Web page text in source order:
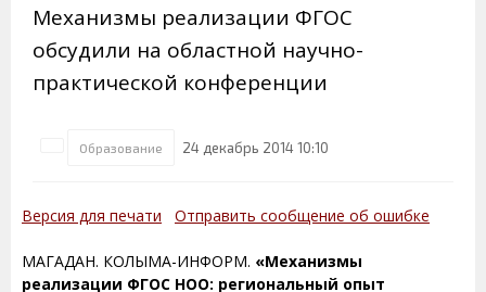
Механизмы реализации ФГОС
обсудили на областной научно-
практической конференции
Образование 24 декабрь 2014 10:10
Версия для печати Отправить сообщение об ошибке
МАГАДАН. КОЛЫМА-ИНФОРМ. «Механизмы
реализации ФГОС НОО: региональный опыт